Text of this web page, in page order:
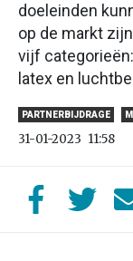
doeleinden
op de markt
vijf
latex en
PARTNERBIJDRAGE
31-01-2023 11:58